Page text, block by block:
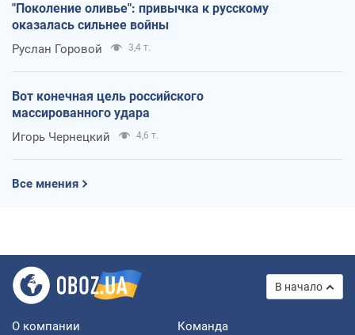
"Поколение оливье": привычка к русскому
оказалась сильнее войны
Руслан Горовой 3,4 т.
Вот конечная цель российского
массированного удара
Игорь Чернецкий 4,6 т.
Все мнения
В начало
О компании Команда